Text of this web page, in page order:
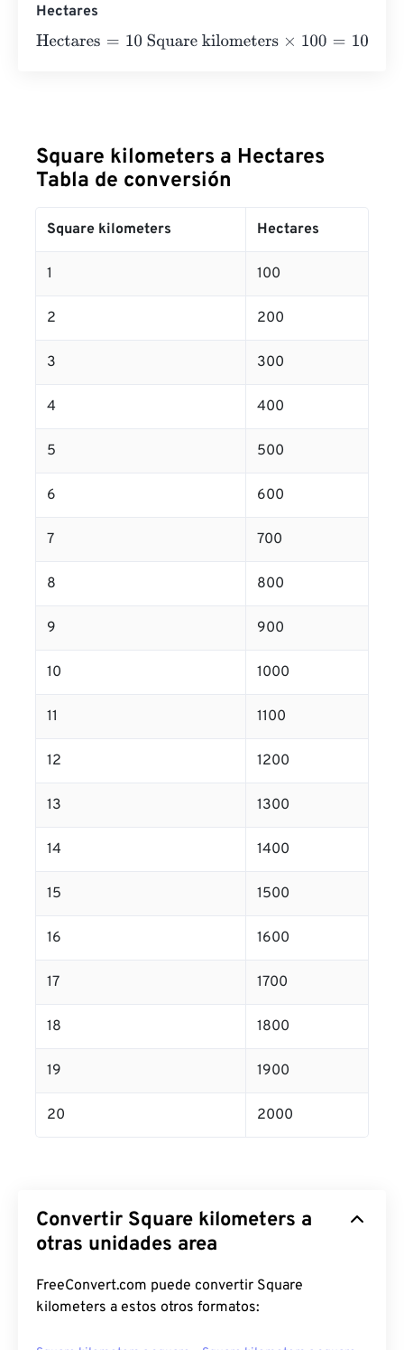
Hectares
Hectares= 10 Square kilometers×100= 1000 Hectares
Square kilometers a Hectares
Tabla de conversión
Square kilometers Hectares
1 100
2 200
3 300
4 400
5 500
6 600
7 700
8 800
9 900
10 1000
11 1100
12 1200
13 1300
14 1400
15 1500
16 1600
17 1700
18 1800
19 1900
20 2000
Convertir Square kilometers a
otras unidades area
FreeConvert.com puede convertir Square
kilometers a estos otros formatos: